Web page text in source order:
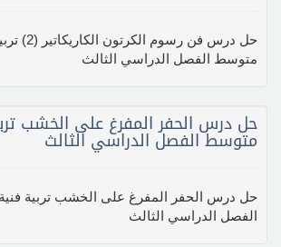
حل درس فن رسوم
متوسط الفصل الدراسي الثالث
حل درس الحفر المفرغ على الخشب
متوسط الفصل الدراسي الثالث
حل درس الحفر المفرغ على الخشب تربية
الفصل الدراسي الثالث